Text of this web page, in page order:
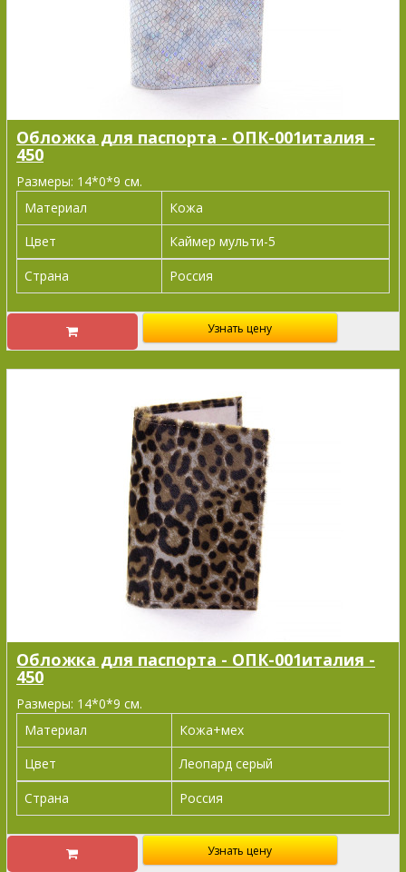
Обложка для паспорта - ОПК-001италия -
450
Размеры: 14*0*9 см.
Материал
Кожа
Цвет
Каймер мульти-5
Страна
Россия
Узнать цену
Обложка для паспорта - ОПК-001италия -
450
Размеры: 14*0*9 см.
Материал
Кожа+мех
Цвет
Леопард серый
Страна
Россия
Узнать цену